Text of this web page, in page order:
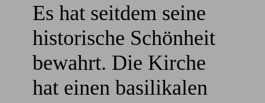
Es hat seitdem seine
historische Schönheit
bewahrt. Die Kirche
hat einen basilikalen